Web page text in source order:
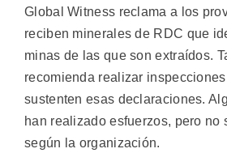
Global Witness reclama a los
reciben minerales de RDC que
minas de las que son extraídos.
recomienda realizar
sustenten esas declaraciones.
han realizado esfuerzos, pero no
según la organización.